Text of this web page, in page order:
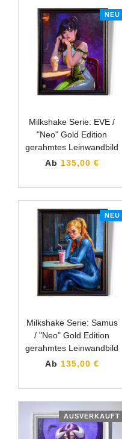
NEU
Milkshake Serie: EVE /
"Neo" Gold Edition
gerahmtes Leinwandbild
Ab 135,00 €
NEU
Milkshake Serie: Samus
/ "Neo" Gold Edition
gerahmtes Leinwandbild
Ab 135,00 €
AUSVERKAUFT